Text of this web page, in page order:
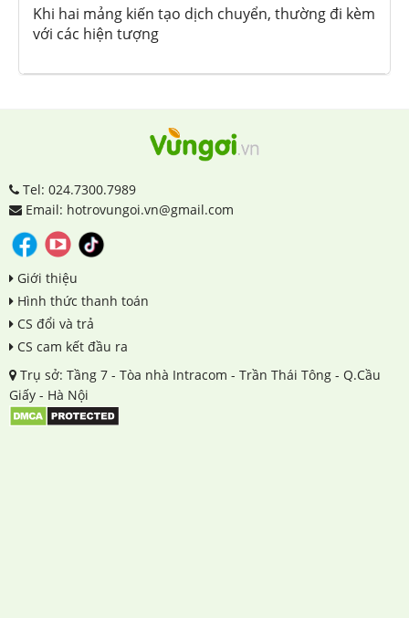
Khi hai mảng kiến tạo dịch chuyển, thường đi kèm
với các hiện tượng
Tel: 024.7300.7989
Email: hotrovungoi.vn@gmail.com
Giới thiệu
Hình thức thanh toán
CS đổi và trả
CS cam kết đầu ra
Trụ sở: Tầng 7 - Tòa nhà Intracom - Trần Thái Tông - Q.Cầu
Giấy - Hà Nội